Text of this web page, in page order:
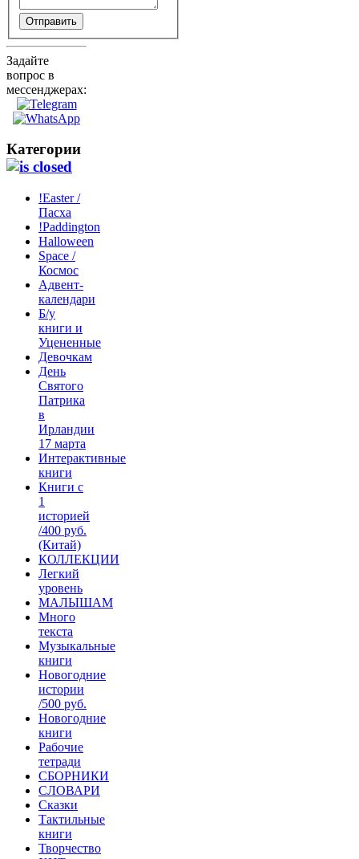
Отправить
Задайте
вопрос в
мессенджерах:
Категории
!Easter /
Пасха
!Paddington
Halloween
Space /
Космос
Адвент-
календари
Б/у
книги и
Уцененные
Девочкам
День
Святого
Патрика
в
Ирландии
17 марта
Интерактивные
книги
Книги с
1
историей
/400 руб.
(Китай)
КОЛЛЕКЦИИ
Легкий
уровень
МАЛЫШАМ
Много
текста
Музыкальные
книги
Новогодние
истории
/500 руб.
Новогодние
книги
Рабочие
тетради
СБОРНИКИ
СЛОВАРИ
Сказки
Тактильные
книги
Творчество